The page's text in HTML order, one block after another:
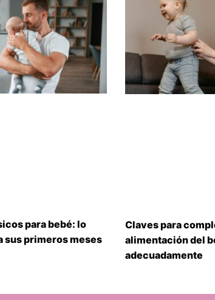
para bebé: lo
sus primeros meses
Claves para
alimentación del
adecuadamente